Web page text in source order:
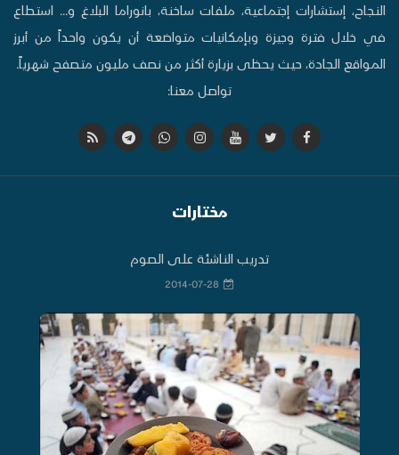
النجاح، إستشارات إجتماعية، ملفات ساخنة، بانوراما البلاغ و... استطاع
في خلال فترة وجيزة وبإمكانيات متواضعة أن يكون واحداً من أبرز
المواقع الجادة، حيث يحظى بزيارة أكثر من نصف مليون متصفح شهرياً.
تواصل معنا:
مختارات
تدريب الناشئة على الصوم
2014-07-28